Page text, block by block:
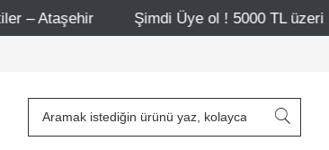
Şimdi Üye ol ! 5000 TL üzeri ilk alışverişinde